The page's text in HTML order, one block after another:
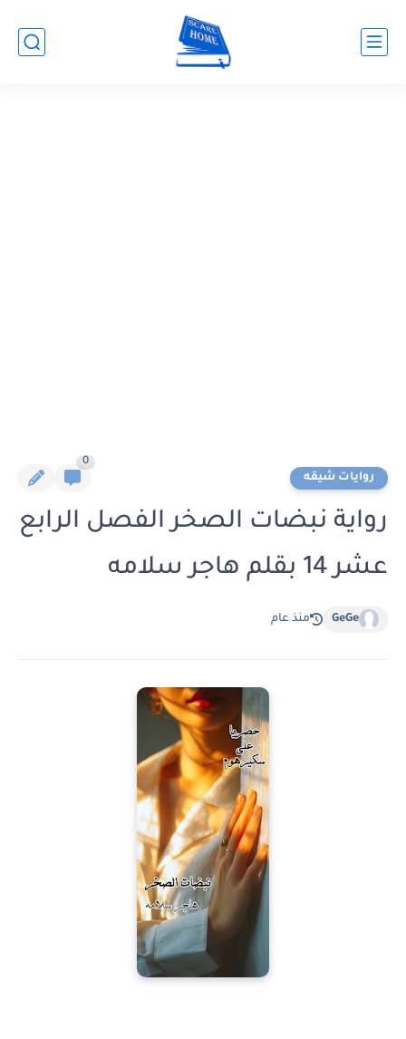
روايات شيقه
0
رواية نبضات الصخر الفصل الرابع
عشر 14 بقلم هاجر سلامه
GeGe منذ عام